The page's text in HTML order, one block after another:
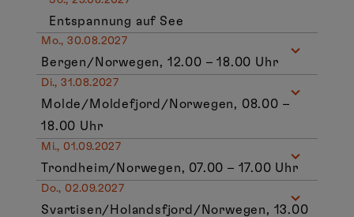
Entspannung auf See
Mo., 30.08.2027
Bergen/Norwegen, 12.00 – 18.00 Uhr
Di., 31.08.2027
Molde/Moldefjord/Norwegen, 08.00 –
18.00 Uhr
Mi., 01.09.2027
Trondheim/Norwegen, 07.00 – 17.00 Uhr
Do., 02.09.2027
Svartisen/Holandsfjord/Norwegen, 13.00